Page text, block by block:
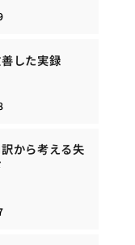
した実録
から考える失